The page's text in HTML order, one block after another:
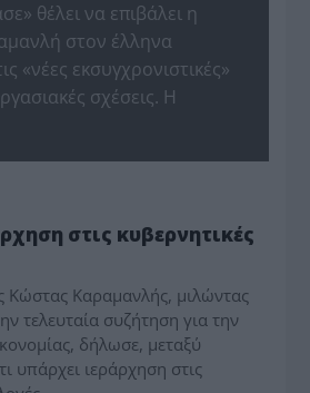
θέλει να επιβάλει η
στον έλληνα
«νέες εκσυγχρονιστικές»
σχέσεις. Η
στις κυβερνητικές
Καραμανλής, μιλώντας
τελευταία συζήτηση για την
δήλωσε, μεταξύ
υπάρχει ιεράρχηση στις